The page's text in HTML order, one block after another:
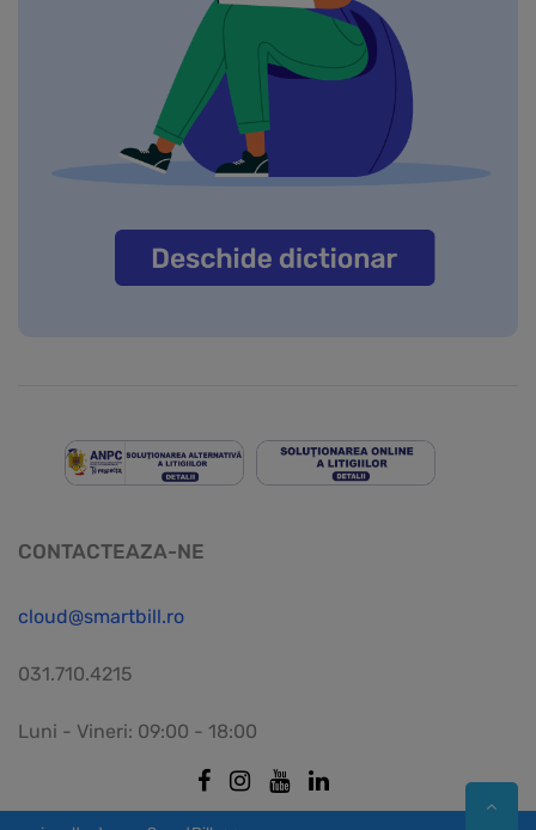
CONTACTEAZA-NE
cloud@smartbill.ro
031.710.4215
Luni - Vineri: 09:00 - 18:00